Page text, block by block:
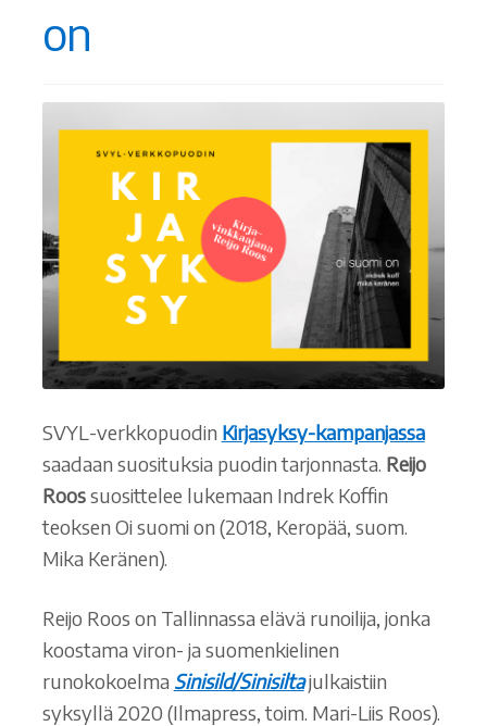
on
SVYL-verkkopuodin Kirjasyksy-kampanjassa
saadaan suosituksia puodin tarjonnasta. Reijo
Roossuosittelee lukemaan Indrek Koffin
teoksen Oi suomi on (2018, Keropää, suom.
Mika Keränen).
Reijo Roos on Tallinnassa elävä runoilija, jonka
koostama viron- ja suomenkielinen
runokokoelma Sinisild/Sinisiltajulkaistiin
syksyllä 2020 (Ilmapress, toim. Mari-Liis Roos).